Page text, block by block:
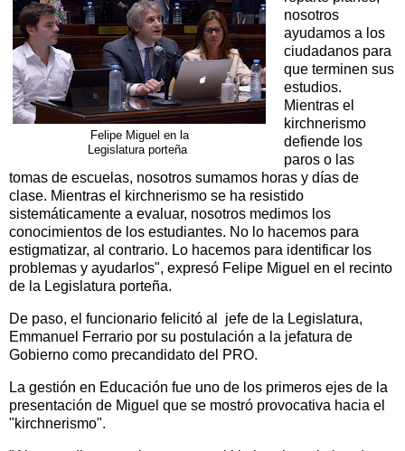
Felipe Miguel en la
Legislatura porteña
nosotros
ayudamos a los
ciudadanos para
que terminen sus
estudios.
Mientras el
kirchnerismo
defiende los
paros o las
tomas de escuelas, nosotros sumamos horas y días de
clase. Mientras el kirchnerismo se ha resistido
sistemáticamente a evaluar, nosotros medimos los
conocimientos de los estudiantes. No lo hacemos para
estigmatizar, al contrario. Lo hacemos para identificar los
problemas y ayudarlos", expresó Felipe Miguel en el recinto
de la Legislatura porteña.
De paso, el funcionario felicitó al jefe de la Legislatura,
Emmanuel Ferrario por su postulación a la jefatura de
Gobierno como precandidato del PRO.
La gestión en Educación fue uno de los primeros ejes de la
presentación de Miguel que se mostró provocativa hacia el
"kirchnerismo".